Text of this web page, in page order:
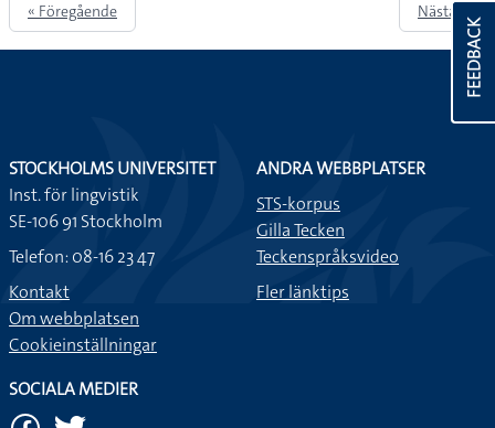
« Föregående Nästa »
FEEDBACK
STOCKHOLMS UNIVERSITET
Inst. för lingvistik
SE-106 91 Stockholm
Telefon: 08-16 23 47
Kontakt
Om webbplatsen
Cookieinställningar
ANDRA WEBBPLATSER
STS-korpus
Gilla Tecken
Teckenspråksvideo
Fler länktips
SOCIALA MEDIER